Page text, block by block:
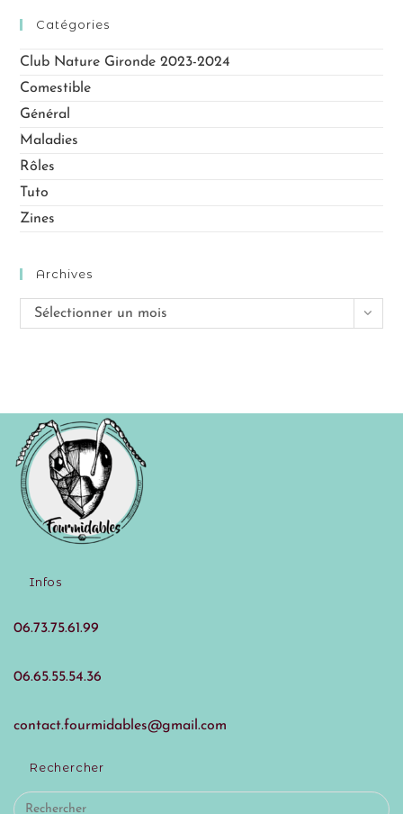
Catégories
Club Nature Gironde 2023-2024
Comestible
Général
Maladies
Rôles
Tuto
Zines
Archives
Sélectionner un mois
Infos
06.73.75.61.99
06.65.55.54.36
contact.fourmidables@gmail.com
Rechercher